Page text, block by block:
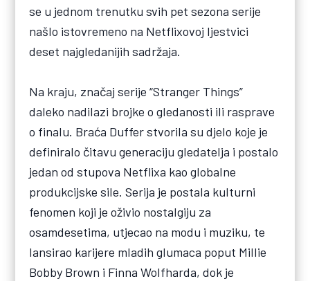
se u jednom trenutku svih pet sezona serije
našlo istovremeno na Netflixovoj ljestvici
deset najgledanijih sadržaja.
Na kraju, značaj serije “Stranger Things”
daleko nadilazi brojke o gledanosti ili rasprave
o finalu. Braća Duffer stvorila su djelo koje je
definiralo čitavu generaciju gledatelja i postalo
jedan od stupova Netflixa kao globalne
produkcijske sile. Serija je postala kulturni
fenomen koji je oživio nostalgiju za
osamdesetima, utjecao na modu i muziku, te
lansirao karijere mladih glumaca poput Millie
Bobby Brown i Finna Wolfharda, dok je